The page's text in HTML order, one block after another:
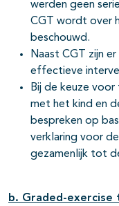
werden geen
CGT wordt over
beschouwd.
Naast CGT zijn
effectieve
Bij de keuze
met het kind en
bespreken op
verklaring voor
gezamenlijk tot
b. Graded-exercise